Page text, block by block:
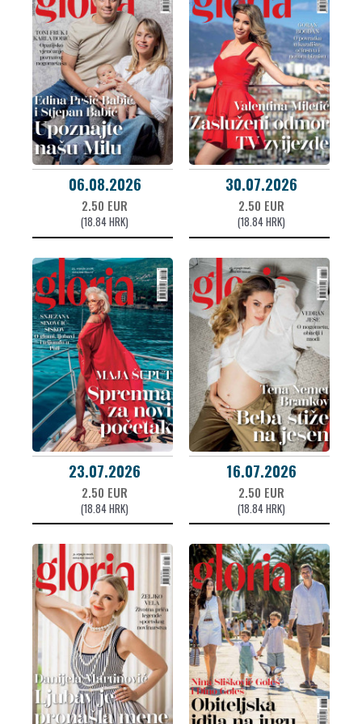
06.08.2026
2.50 EUR
(18.84 HRK)
30.07.2026
2.50 EUR
(18.84 HRK)
23.07.2026
2.50 EUR
(18.84 HRK)
16.07.2026
2.50 EUR
(18.84 HRK)